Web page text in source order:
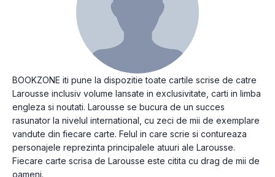
BOOKZONE iti pune la dispozitie toate cartile scrise de catre
Larousse inclusiv volume lansate in exclusivitate, carti in limba
engleza si noutati. Larousse se bucura de un succes
rasunator la nivelul international, cu zeci de mii de exemplare
vandute din fiecare carte. Felul in care scrie si contureaza
personajele reprezinta principalele atuuri ale Larousse.
Fiecare carte scrisa de Larousse este citita cu drag de mii de
oameni.